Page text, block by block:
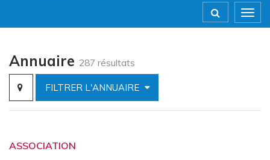
Annuaire 287 résultats
FILTRER L'ANNUAIRE
ASSOCIATION